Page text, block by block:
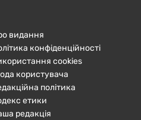
видання
конфіденційності
cookies
користувача
політика
етики
редакція